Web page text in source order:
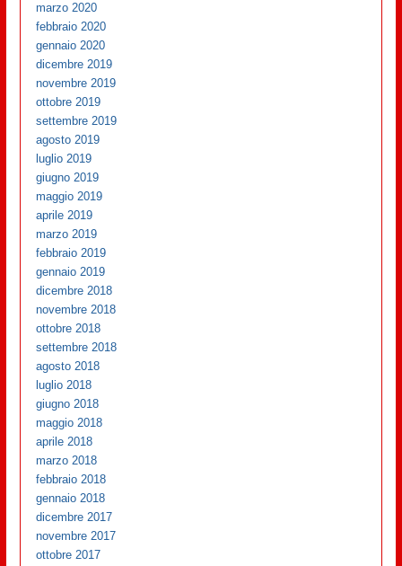
marzo 2020
febbraio 2020
gennaio 2020
dicembre 2019
novembre 2019
ottobre 2019
settembre 2019
agosto 2019
luglio 2019
giugno 2019
maggio 2019
aprile 2019
marzo 2019
febbraio 2019
gennaio 2019
dicembre 2018
novembre 2018
ottobre 2018
settembre 2018
agosto 2018
luglio 2018
giugno 2018
maggio 2018
aprile 2018
marzo 2018
febbraio 2018
gennaio 2018
dicembre 2017
novembre 2017
ottobre 2017